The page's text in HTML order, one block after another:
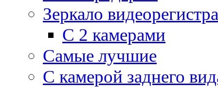
Зеркало
С 2 камерами
Самые лучшие
С камерой заднего